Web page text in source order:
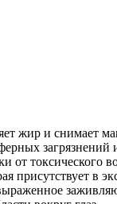
жир и снимает
токсического
присутствует в